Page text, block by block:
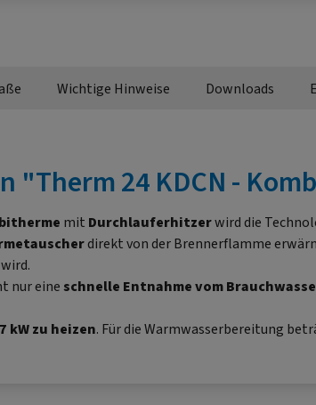
Wichtige Hinweise Downloads
"Therm 24 KDCN -
mit Durchlauferhitzerwird die
direkt von der Brennerflamme
nur eineschnelle Entnahme vom
kW zu heizen. Für die Warmwasserbereitung